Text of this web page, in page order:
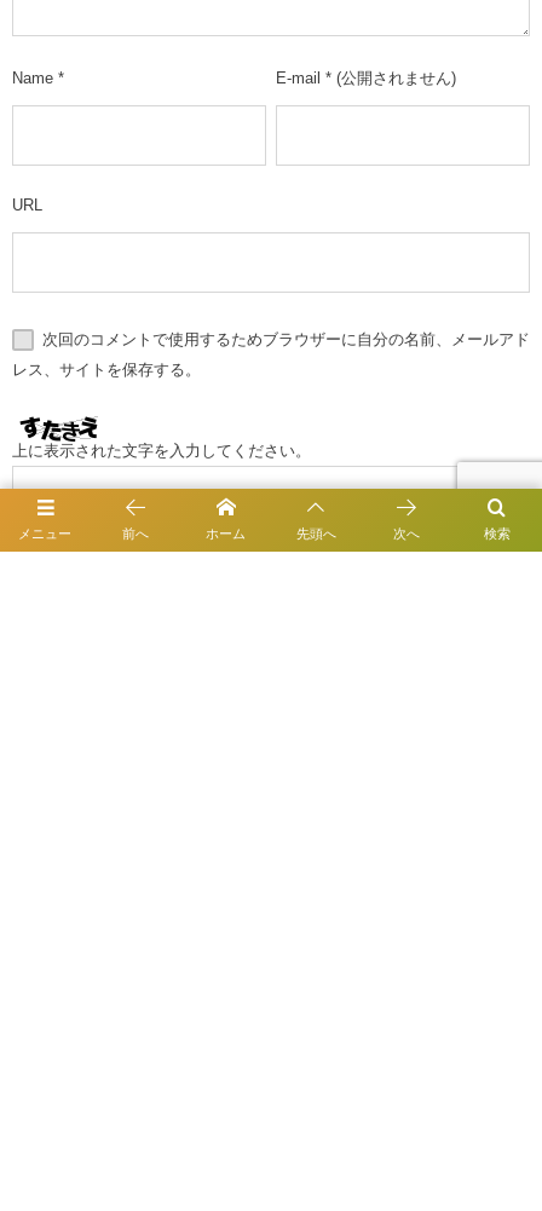
Name * E-mail * (公開されません)
URL
次回のコメントで使用するためブラウザーに自分の名前、メールアド
レス、サイトを保存する。
上に表示された文字を入力してください。
メニュー 検索
前へ ホーム 先頭へ 次へ